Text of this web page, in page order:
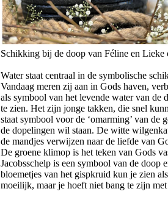
Schikking bij de doop van Féline en Lieke
Water staat centraal in de symbolische
Vandaag meren zij aan in Gods haven,
als symbool van het levende water van de
te zien. Het zijn jonge takken, die snel
staat symbool voor de ‘omarming’ van de
de dopelingen wil staan. De witte
de mandjes verwijzen naar de liefde van
De groene klimop is het teken van Gods
Jacobsschelp is een symbool van de
bloemetjes van het gispkruid kun je zien
moeilijk, maar je hoeft niet bang te zijn